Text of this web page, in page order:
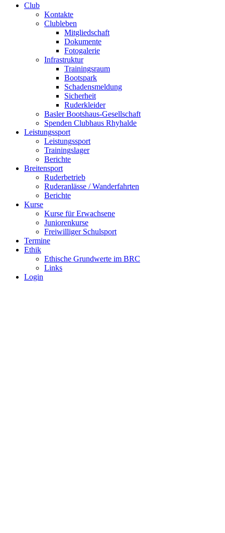
Club
Kontakte
Clubleben
Mitgliedschaft
Dokumente
Fotogalerie
Infrastruktur
Trainingsraum
Bootspark
Schadensmeldung
Sicherheit
Ruderkleider
Basler Bootshaus-Gesellschaft
Spenden Clubhaus Rhyhalde
Leistungssport
Leistungssport
Trainingslager
Berichte
Breitensport
Ruderbetrieb
Ruderanlässe / Wanderfahrten
Berichte
Kurse
Kurse für Erwachsene
Juniorenkurse
Freiwilliger Schulsport
Termine
Ethik
Ethische Grundwerte im BRC
Links
Login